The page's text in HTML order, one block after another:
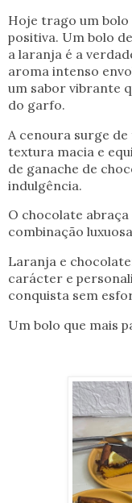
Hoje trago um
positiva. Um bolo
a laranja é a
aroma intenso
um sabor vibrante
do garfo.
A cenoura surge
textura macia e
de ganache de
indulgência.
O chocolate
combinação
Laranja e
carácter e
conquista sem
Um bolo que mais